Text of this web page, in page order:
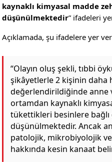
kaynaklı kimyasal madde
düşünülmektedir” ifadeleri
Açıklamada, şu ifadelere yer
“Olayın oluş şekli, tıbbi
şikâyetlerle 2 kişinin daha
değerlendirildiğinde anne
ortamdan kaynaklı
tükettikleri besinlere
düşünülmektedir. Ancak
patolojik, mikrobiyolojik
hakkında kesin kanaat